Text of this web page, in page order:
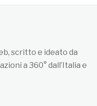
scritto e ideato da
a 360° dall’Italia e